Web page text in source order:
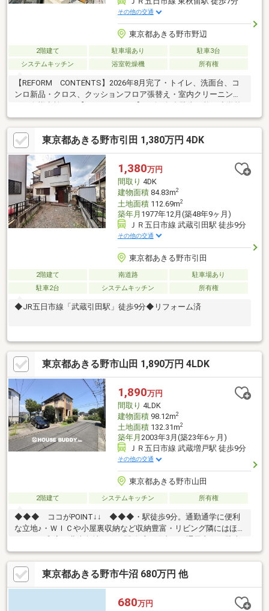
その他の交通
東京都あきる野市野辺
2階建て 駐車場あり
駐車3台
システムキッチン
浴室乾燥機 所有権
【REFORM CONTENTS】2026年8月完了・トイレ、洗面台、コ
ンロ新品・クロス、クッションフロア張替え・室内クリーニン
近くお子様の通学も安心・全居室6帖以上・約2帖のウォークイン
クローゼット・徒歩圏内に買い物施設があり生活便利な立地
【LOCATION】・JR五日市線「東秋留」駅…徒歩約7分・市立東秋
留小学校…徒歩約6分・市立東中学校…徒歩約20分・いなげやあき
る野雨間店…徒歩約11分・ローソン・スリーエフ秋川野辺店…徒歩
約2分ハウスバディ公式サイトで限定公開中
東京都あきる野市引田 1,380万円 4DK
1,380万円
間取り 4DK
建物面積84.83m2
土地面積112.69m2
築年月 1977年12月(築48年9ヶ月)
ＪＲ五日市線 武蔵引田駅 徒歩9分
その他の交通
東京都あきる野市引田
2階建て 南道路
駐車場あり
駐車2台
システムキッチン 所有権
◆JR五日市線「武蔵引田駅」徒歩9分◆リフォーム済
東京都あきる野市山田 1,890万円 4LDK
1,890万円
間取り 4LDK
建物面積98.12m2
土地面積132.31m2
築年月 2003年3月(築23年6ヶ月)
ＪＲ五日市線 武蔵増戸駅 徒歩9分
その他の交通
東京都あきる野市山田
2階建て システムキッチン 所有権
◆◆◆ ココがPOINT↓↓ ◆◆◆・駅徒歩9分。通勤通学に便利
な立地♪・ＷＩＣや小屋裏収納など収納豊富・リビング隣にはほっ
スペース２台可(車種による)・徒歩圏にスーパーがあり買物便利
【LOCATION】・JR青梅線「武蔵増戸」駅…徒歩約9分・市立増戸
小学校…徒歩約14分・市立増戸中学校…徒歩約12分・いなげやあき
る野北伊奈店…徒歩約13分・セブンイレブンあきる野増戸店…徒歩
約5分・ウェルパークあきる野伊奈店…徒歩約7分見るだけで“家族
の暮らし”がイメージできる。ハウスバディ公式サイトで限定公開
東京都あきる野市牛沼 680万円 他
680万円